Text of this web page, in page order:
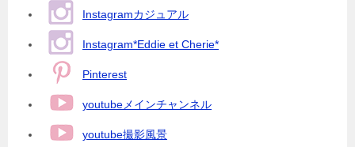
Instagramカジュアル
Instagram*Eddie et Cherie*
Pinterest
youtubeメインチャンネル
youtube撮影風景